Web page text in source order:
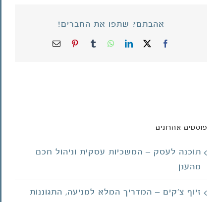
אהבתם? שתפו את החברים!
Facebook
X
LinkedIn
WhatsApp
Tumblr
Pinterestכתובת
פוסטים אחרונים
תוכנה לעסק – המשכיות עסקית וניהול חכם
מהענן
זיוף צ'קים – המדריך המלא למניעה, התגוננות